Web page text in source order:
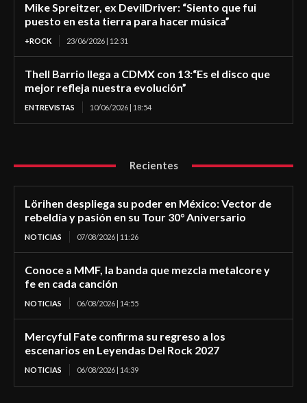
Mike Spreitzer, ex DevilDriver: “Siento que fui
puesto en esta tierra para hacer música”
+ROCK 23/06/2026 | 12:31
Thell Barrio llega a CDMX con 13:“Es el disco que
mejor refleja nuestra evolución”
ENTREVISTAS 10/06/2026 | 18:54
Recientes
Lörihen despliega su poder en México: Vector de
rebeldía y pasión en su Tour 30° Aniversario
NOTICIAS 07/08/2026 | 11:26
Conoce a MMF, la banda que mezcla metalcore y
fe en cada canción
NOTICIAS 06/08/2026 | 14:55
Mercyful Fate confirma su regreso a los
escenarios en Leyendas Del Rock 2027
NOTICIAS 06/08/2026 | 14:39